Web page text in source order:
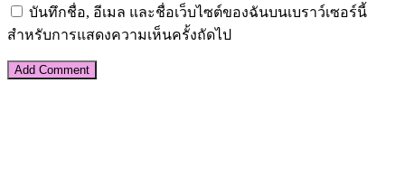
บันทึกชื่อ, อีเมล และชื่อเว็บไซต์ของฉันบนเบราว์เซอร์นี้
สำหรับการแสดงความเห็นครั้งถัดไป